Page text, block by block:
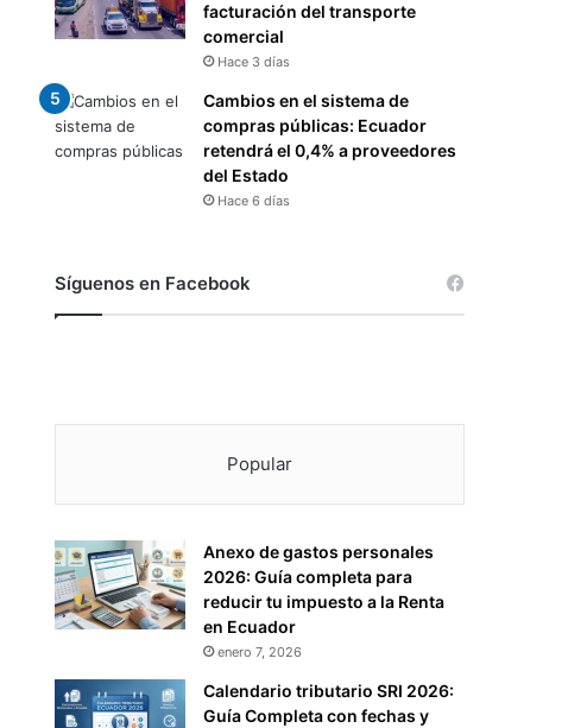
facturación del transporte
comercial
Hace 3 días
Cambios en el sistema de
compras públicas: Ecuador
retendrá el 0,4% a proveedores
del Estado
Hace 6 días
Síguenos en Facebook
Popular
Anexo de gastos personales
2026: Guía completa para
reducir tu impuesto a la Renta
en Ecuador
enero 7, 2026
Calendario tributario SRI 2026:
Guía Completa con fechas y